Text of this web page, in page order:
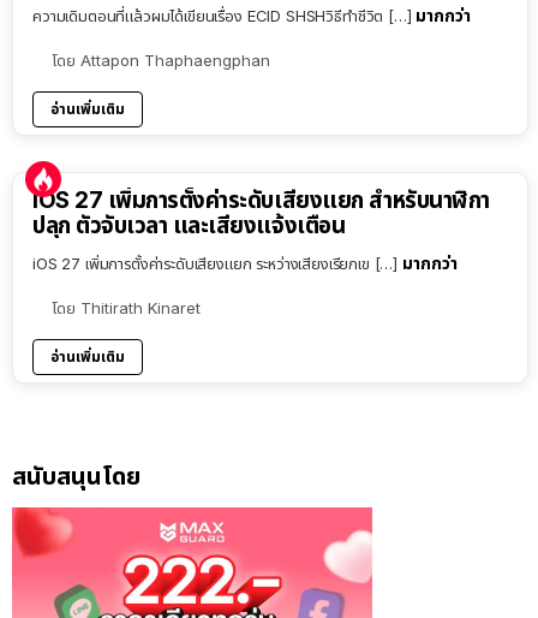
ความเดิมตอนที่แล้วผมได้เขียนเรื่อง ECID SHSHวิธีทำชีวิต […] มากกว่า
โดย Attapon Thaphaengphan
อ่านเพิ่มเติม
iOS 27 เพิ่มการตั้งค่าระดับเสียงแยก สำหรับนาฬิกา
ปลุก ตัวจับเวลา และเสียงแจ้งเตือน
iOS 27 เพิ่มการตั้งค่าระดับเสียงแยก ระหว่างเสียงเรียกเข […] มากกว่า
โดย Thitirath Kinaret
อ่านเพิ่มเติม
สนับสนุนโดย